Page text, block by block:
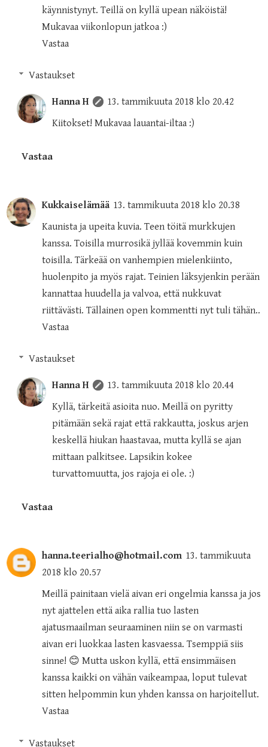
käynnistynyt. Teillä on kyllä upean näköistä!
Mukavaa viikonlopun jatkoa :)
Vastaa
Vastaukset
Hanna H
13. tammikuuta 2018 klo 20.42
Kiitokset! Mukavaa lauantai-iltaa :)
Vastaa
Kukkaiselämää 13. tammikuuta 2018 klo 20.38
Kaunista ja upeita kuvia. Teen töitä murkkujen
kanssa. Toisilla murrosikä jyllää kovemmin kuin
toisilla. Tärkeää on vanhempien mielenkiinto,
huolenpito ja myös rajat. Teinien läksyjenkin perään
kannattaa huudella ja valvoa, että nukkuvat
riittävästi. Tällainen open kommentti nyt tuli tähän..
Vastaa
Vastaukset
Hanna H
13. tammikuuta 2018 klo 20.44
Kyllä, tärkeitä asioita nuo. Meillä on pyritty
pitämään sekä rajat että rakkautta, joskus arjen
keskellä hiukan haastavaa, mutta kyllä se ajan
mittaan palkitsee. Lapsikin kokee
turvattomuutta, jos rajoja ei ole. :)
Vastaa
hanna.teerialho@hotmail.com 13. tammikuuta
2018 klo 20.57
Meillä painitaan vielä aivan eri ongelmia kanssa ja jos
nyt ajattelen että aika rallia tuo lasten
ajatusmaailman seuraaminen niin se on varmasti
aivan eri luokkaa lasten kasvaessa. Tsemppiä siis
sinne! 😊 Mutta uskon kyllä, että ensimmäisen
kanssa kaikki on vähän vaikeampaa, loput tulevat
sitten helpommin kun yhden kanssa on harjoitellut.
Vastaa
Vastaukset